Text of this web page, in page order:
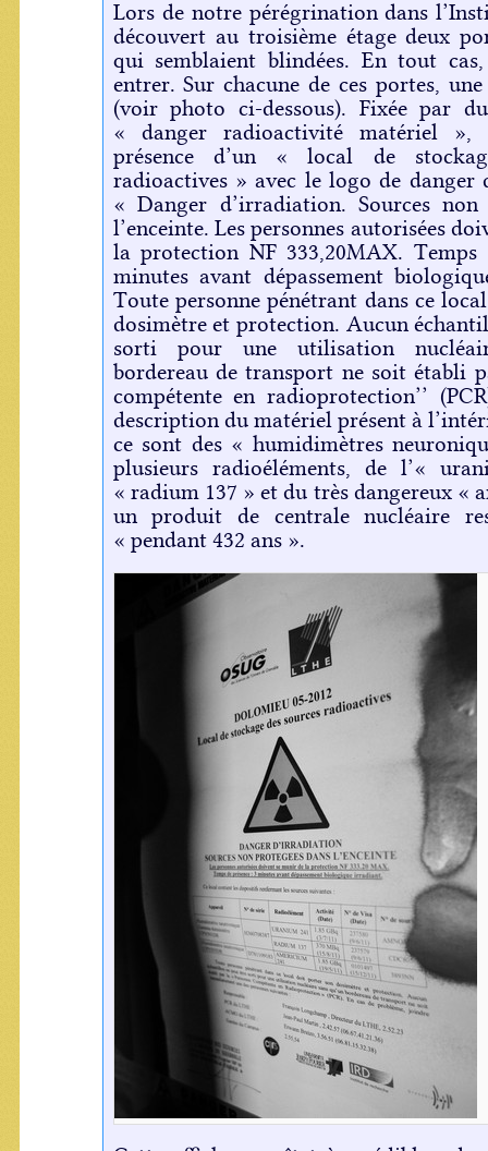
Lors de notre pérégrination dans
découvert au troisième étage deux
qui semblaient blindées. En tout
entrer. Sur chacune de ces portes,
(voir photo ci-dessous). Fixée par
« danger radioactivité matériel »,
présence d’un « local de
radioactives » avec le logo de danger
« Danger d’irradiation. Sources non
l’enceinte. Les personnes autorisées
la protection NF 333,20MAX. Temps
minutes avant dépassement
Toute personne pénétrant dans ce
dosimètre et protection. Aucun
sorti pour une utilisation
bordereau de transport ne soit établi
compétente en radioprotection’’
description du matériel présent à
ce sont des « humidimètres
plusieurs radioéléments, de l’«
« radium 137 » et du très dangereux «
un produit de centrale nucléaire
« pendant 432 ans ».